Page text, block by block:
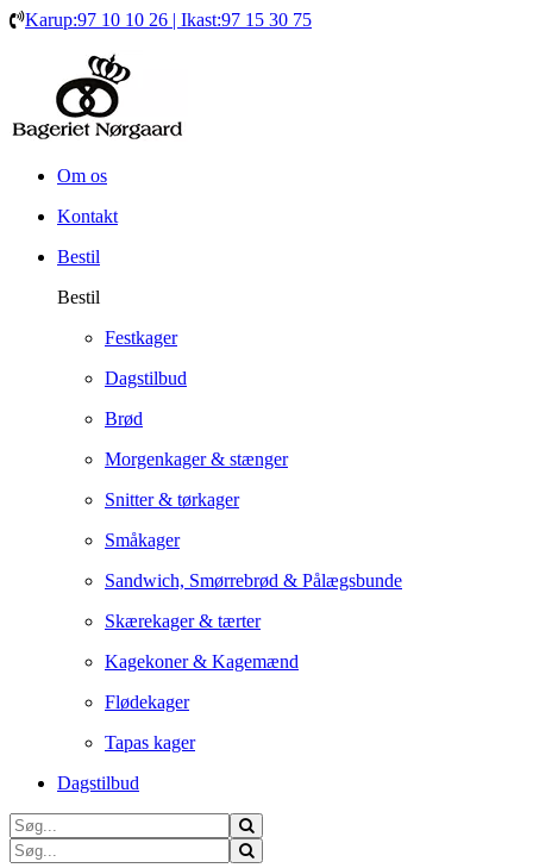
Karup:97 10 10 26 | Ikast:97 15 30 75
Om os
Kontakt
Bestil
Bestil
Festkager
Dagstilbud
Brød
Morgenkager & stænger
Snitter & tørkager
Småkager
Sandwich, Smørrebrød & Pålægsbunde
Skærekager & tærter
Kagekoner & Kagemænd
Flødekager
Tapas kager
Dagstilbud